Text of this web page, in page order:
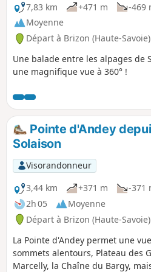
7,83 km
+471 m -469
Moyenne
Départ à Brizon (Haute-Savoie)
Une balade entre les alpages de
une magnifique vue à 360° !
Pointe d'Andey
Solaison
Visorandonneur
3,44 km
+371 m
-371
2h 05
Moyenne
Départ à Brizon (Haute-Savoie)
La Pointe d'Andey permet une
sommets alentours, Plateau des
Marcelly, la Chaîne du Bargy,